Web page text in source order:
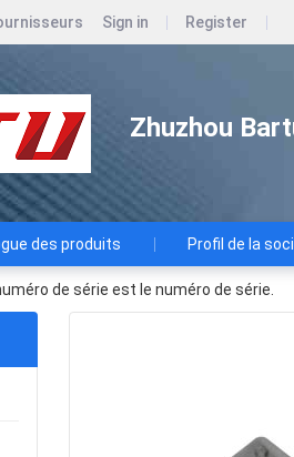
Sign in Register
Zhuzhou
des produits Profil de la
de série est le numéro de série.